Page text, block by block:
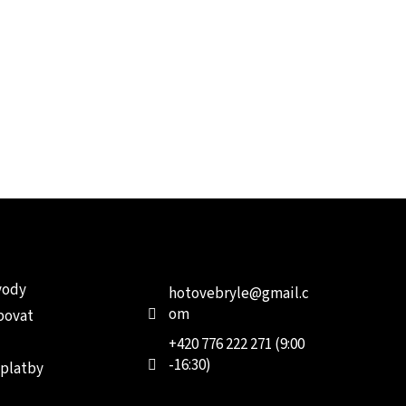
hotovebryle@gmail.c
om
+420 776 222 271 (9:00
-16:30)